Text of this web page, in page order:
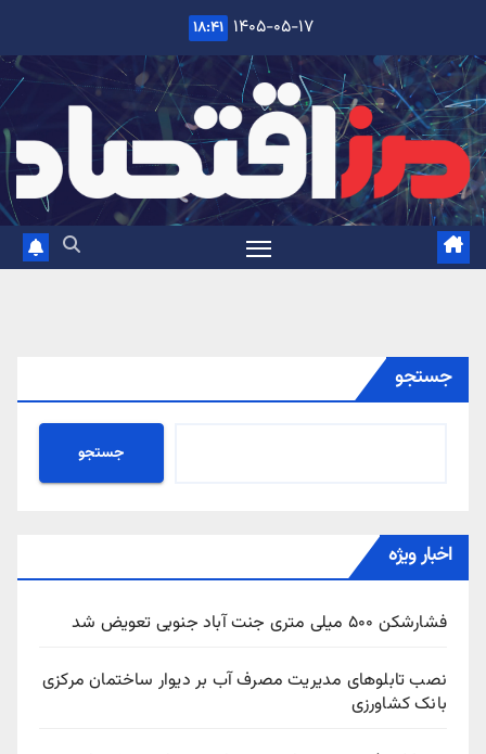
content
۱۴۰۵-۰۵-۱۷ ۱۸:۴۱
جستجو
جستجو
اخبار ویژه
فشارشکن ۵۰۰ میلی متری جنت آباد جنوبی تعویض شد
نصب تابلوهای مدیریت مصرف آب بر دیوار ساختمان مرکزی
بانک کشاورزی